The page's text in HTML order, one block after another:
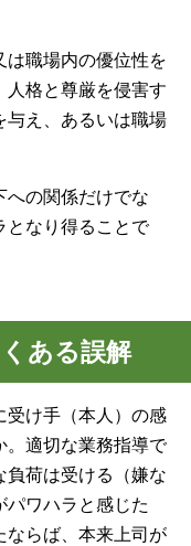
は職場内の優位性を
人格と尊厳を侵害す
与え、あるいは職場
への関係だけでな
となり得ることで
ある誤解
受け手（本人）の感
。適切な業務指導で
負荷は受ける（嫌な
パワハラと感じた
ならば、本来上司が